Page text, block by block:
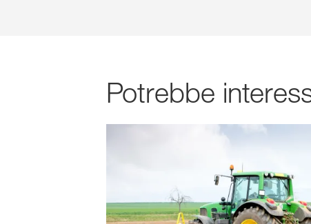
Potrebbe